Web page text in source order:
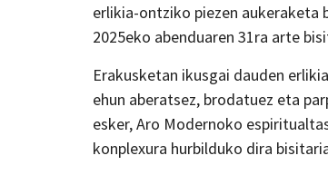
erlikia-ontziko piezen aukeraketa
2025eko abenduaren 31ra arte
Erakusketan ikusgai dauden
ehun aberatsez, brodatuez eta
esker, Aro Modernoko
konplexura hurbilduko dira